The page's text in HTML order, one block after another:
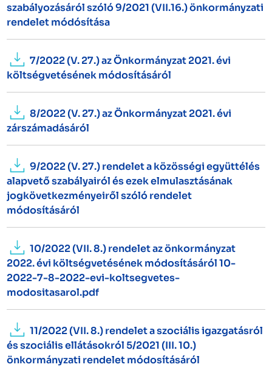
szabályozásáról szóló 9/2021 (VII.16.) önkormányzati
rendelet módósítása
7/2022 (V. 27.) az Önkormányzat 2021. évi
költségvetésének módosításáról
8/2022 (V. 27.) az Önkormányzat 2021. évi
zárszámadásáról
9/2022 (V. 27.) rendelet a közösségi együttélés
alapvető szabályairól és ezek elmulasztásának
jogkövetkezményeiről szóló rendelet
módosításáról
10/2022 (VII. 8.) rendelet az önkormányzat
2022. évi költségvetésének módosításáról 10-
2022-7-8-2022-evi-koltsegvetes-
modositasarol.pdf
11/2022 (VII. 8.) rendelet a szociális igazgatásról
és szociális ellátásokról 5/2021 (III. 10.)
önkormányzati rendelet módosításáról